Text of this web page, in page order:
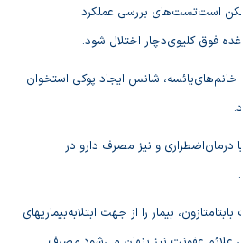
است‌تست‌هاي‌ بررسي‌ عملكرد
فوق‌ كليوي‌دچار اختلال‌ شود.
شانس‌ ايجاد پوكي‌ استخوان‌
درمان‌اضطراري‌ و نيز مصرف‌ دارو در
بيمار را از جهت‌ ابتلابه‌بيماريهاي‌